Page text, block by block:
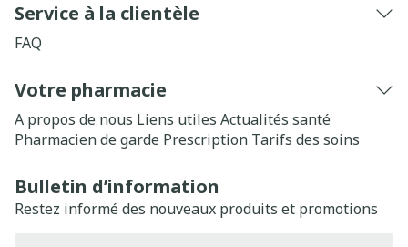
Service à la clientèle
FAQ
Votre pharmacie
A propos de nous Liens utiles Actualités santé
Pharmacien de garde Prescription Tarifs des soins
Bulletin d’information
Restez informé des nouveaux produits et promotions